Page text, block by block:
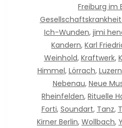
Freiburg im
Ich-Wunden, jimi
Kandern, Karl
Weinhold, Kraftwerk,
Himmel, Lörrach, Luzern
Nebenau, Neue
Rheinfelden, Rituelle
Forti, Soundart, Tanz,
Kirner Berlin, Wollbach,